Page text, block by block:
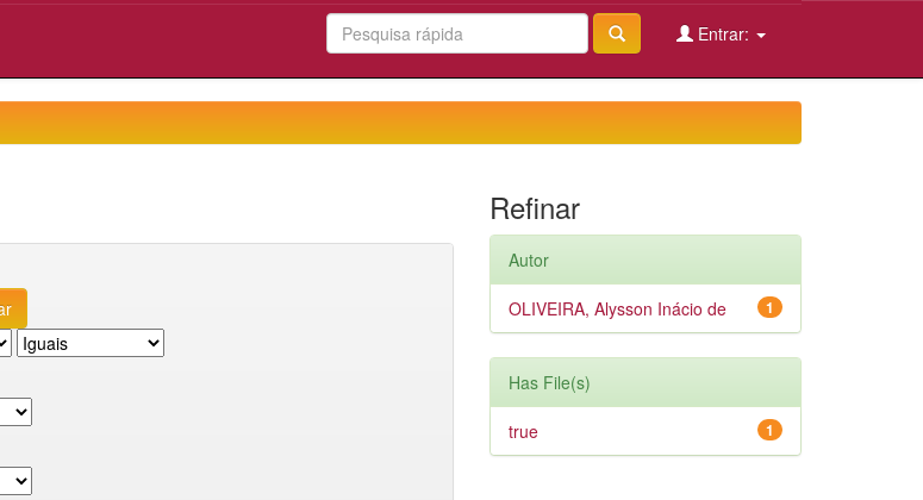
Entrar:
Refinar
Autor
1
OLIVEIRA, Alysson Inácio de
Has File(s)
1
true